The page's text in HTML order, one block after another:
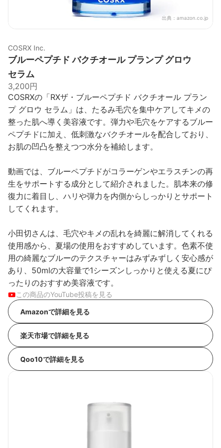
出典： amazon.co.jp
COSRX Inc.
ブルーペプチド バクチオール プランプ グロウ
セラム
3,200円
COSRXの「RXザ・ブルーペプチド バクチオール プラン
プ グロウ セラム」は、たるみ毛穴を集中ケアしてキメの
整った肌へ導く美容液です。弾力や毛穴をケアするブルー
ペプチドに加え、低刺激なバクチオールを配合しており、
お肌の凹凸を整えつつ水分を補給します。
動画では、ブルーペプチドがコラーゲンやエラスチンの再
生をサポートする成分として紹介されました。肌本来の修
復力に着目し、ハリや弾力を内側からしっかりとサポート
してくれます。
小田切さんは、毛穴やキメの乱れを綺麗に解消してくれる
使用感から、夏場の使用をおすすめしています。色素不使
用の綺麗なブルーのテクスチャーはみずみずしく安心感が
あり、50mlの大容量で1シーズンしっかりと使える夏にぴ
ったりのおすすめ美容液です。
この商品のYouTube投稿を見る
Amazonで詳細を見る
楽天市場で詳細を見る
Qoo10で詳細を見る